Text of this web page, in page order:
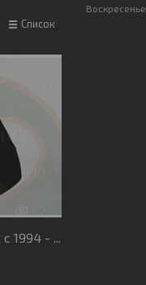
Список
1994 - ...
Воскресенье